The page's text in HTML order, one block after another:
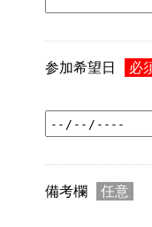
参加希望日 必
備考欄 任意